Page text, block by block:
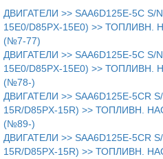
ДВИГАТЕЛИ >> SAA6D125E-5C S/
15E0/D85PX-15E0) >>
(№7-77)
ДВИГАТЕЛИ >> SAA6D125E-5C S/
15E0/D85PX-15E0) >>
(№78-)
ДВИГАТЕЛИ >> SAA6D125E-5CR
15R/D85PX-15R) >> ТОПЛИВН.
(№89-)
ДВИГАТЕЛИ >> SAA6D125E-5CR
15R/D85PX-15R) >> ТОПЛИВН.